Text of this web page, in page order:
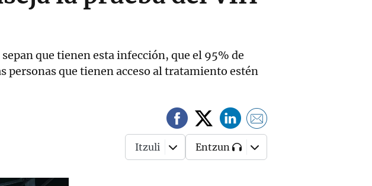
que tienen esta infección, que el 95% de
personas que tienen acceso al tratamiento estén
Itzuli Entzun